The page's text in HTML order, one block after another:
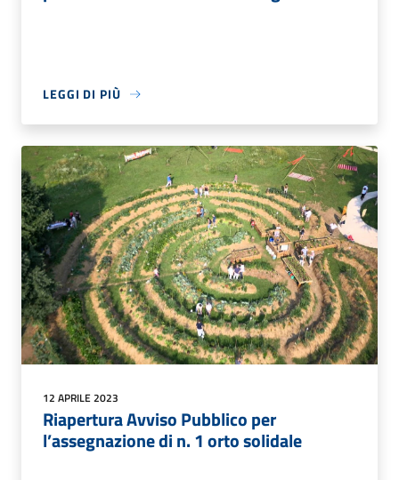
LEGGI DI PIÙ
12 APRILE 2023
Riapertura Avviso Pubblico per
l’assegnazione di n. 1 orto solidale